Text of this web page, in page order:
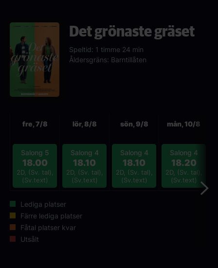
Det grönaste gräset
Speltid: 1 timme 24 min
Åldersgräns: Barntillåten
fre, 7/8
Salong 5
18.00
2D, (Sv. tal),
(Sv.text)
lör, 8/8
Salong 4
18.10
2D, (Sv. tal),
(Sv.text)
sön, 9/8
Salong 4
18.10
2D, (Sv. tal),
(Sv.text)
mån, 10/8
Salong 4
18.20
2D, (Sv. tal),
(Sv.text)
Lediga platser
Färre lediga platser
Fåtal platser kvar
Utsålt